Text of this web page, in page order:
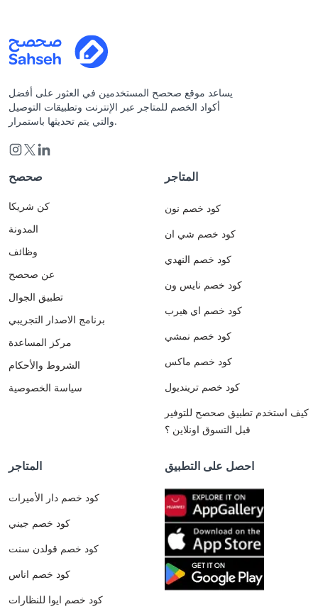
يساعد موقع صحصح المستخدمين في العثور على أفضل
أكواد الخصم للمتاجر عبر الإنترنت وتطبيقات التوصيل
والتي يتم تحديثها باستمرار.
صحصح
كن شريكا
المدونة
وظائف
عن صحصح
تطبيق الجوال
برنامج الاصدار التجريبي
مركز المساعدة
الشروط والأحكام
سياسة الخصوصية
المتاجر
كود خصم نون
كود خصم شي ان
كود خصم النهدي
كود خصم نايس ون
كود خصم اي هيرب
كود خصم نمشي
كود خصم ماكس
كود خصم ترينديول
كيف استخدم تطبيق صحصح للتوفير
قبل التسوق اونلاين ؟
المتاجر
كود خصم دار الأميرات
كود خصم جيني
كود خصم قولدن سنت
كود خصم اناس
كود خصم ايوا للنظارات
احصل على التطبيق